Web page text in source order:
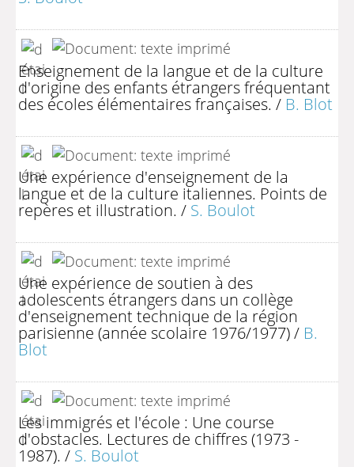
Enseignement de la langue et de la culture
d'origine des enfants étrangers fréquentant
des écoles élémentaires françaises./ B. Blot
Une expérience d'enseignement de la
langue et de la culture italiennes. Points de
repères et illustration. / S. Boulot
Une expérience de soutien à des
adolescents étrangers dans un collège
d'enseignement technique de la région
parisienne (année scolaire 1976/1977)/ B.
Blot
Les immigrés et l'école : Une course
d'obstacles. Lectures de chiffres (1973 -
1987). / S. Boulot